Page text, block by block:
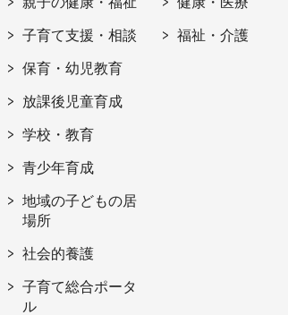
子育て支援・相談
保育・幼児教育
放課後児童育成
学校・教育
青少年育成
地域の子どもの居
場所
社会的養護
子育て総合ポータ
ル
福祉・介護